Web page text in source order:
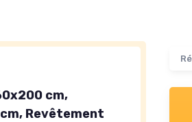
cm,
Revêtement